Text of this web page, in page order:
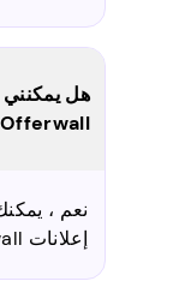
هل يمكنني
Offerwall متعددة في نفس الوقت؟
نعم ،
إعلانات Offerwall لزيادة أرباحك المحتملة.